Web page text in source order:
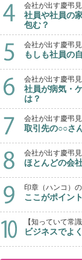
会社が出す慶弔
社員や社員の
包む？
会社が出す慶弔
もしも社員の
会社が出す慶弔
社員が病気・
は？
会社が出す慶弔
取引先の○○さ
会社が出す慶弔
ほとんどの会
印章（ハンコ）
ここがポイン
【知っていて常識
ビジネスでよ